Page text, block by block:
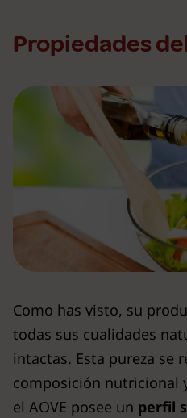
Propiedades
Como has visto, su
todas sus cualidades
intactas. Esta pureza se
composición nutricional
el AOVE posee un perfil